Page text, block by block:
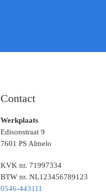
Contact
Werkplaats
Edisonstraat 9
7601 PS Almelo
KVK nr. 71997334
BTW nr. NL123456789123
0546-443111